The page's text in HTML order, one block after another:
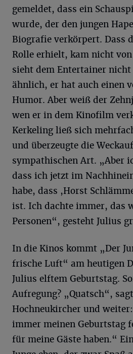
gemeldet, dass ein
wurde, der den jungen
Biografie verkörpert. Dass
Rolle erhielt, kam nicht
sieht dem Entertainer
ähnlich, er hat auch einen
Humor. Aber weiß der
wen er in dem Kinofilm
Kerkeling ließ sich
und überzeugte die
sympathischen Art. „Aber
dass ich jetzt im
habe, dass ,Horst
ist. Ich dachte immer, das
Personen“, gesteht Julius
In die Kinos kommt „Der
frische Luft“ am heutigen
Julius elftem Geburtstag.
Aufregung? „Quatsch“,
Hochneukircher und
immer meinen Geburtstag
für meine Gäste haben.“